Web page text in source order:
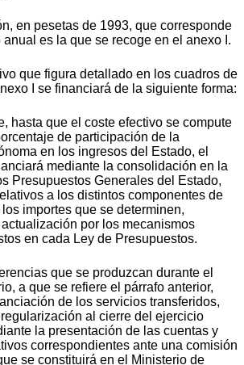
en pesetas de 1993, que corresponde
es la que se recoge en el anexo I.
que figura detallado en los cuadros de
I se financiará de la siguiente forma:
hasta que el coste efectivo se compute
de participación de la
en los ingresos del Estado, el
mediante la consolidación en la
Presupuestos Generales del Estado,
a los distintos componentes de
importes que se determinen,
por los mecanismos
en cada Ley de Presupuestos.
que se produzcan durante el
a que se refiere el párrafo anterior,
de los servicios transferidos,
al cierre del ejercicio
la presentación de las cuentas y
correspondientes ante una comisión
se constituirá en el Ministerio de